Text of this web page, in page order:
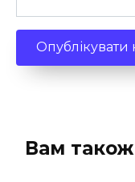
Вам